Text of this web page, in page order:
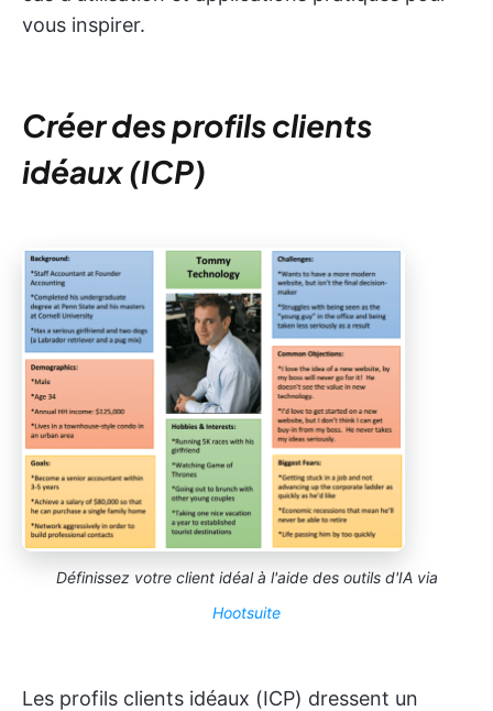
vous inspirer.
Créer des profils clients
idéaux (ICP)
Définissez votre client idéal à l'aide des outils d'IA via
Hootsuite
Les profils clients idéaux (ICP) dressent un